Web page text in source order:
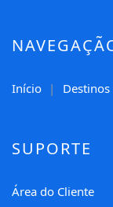
Início Destinos
SUPORTE
Área do Cliente